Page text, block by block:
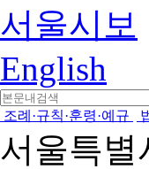
서울시보
English
조례·규칙·훈령·예규
서울특별